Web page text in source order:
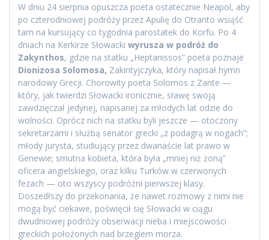
W dniu 24 sierpnia opuszcza poeta ostatecznie Neapol, aby
po czterodniowej podróży przez Apulię do Otranto wsiąść
tam na kursujący co tygodnia parostatek do Korfu. Po 4
dniach na Kerkirze Słowacki wyrusza w podróż do
Zakynthos, gdzie na statku „Heptanissos” poeta poznaje
Dionizosa Solomosa, Zakintyjczyka, który napisał hymn
narodowy Grecji. Chorowity poeta Solomos z Zante —
który, jak twierdzi Słowacki ironicznie, sławę swoją
zawdzięczał jedynej, napisanej za młodych lat odzie do
wolności. Oprócz nich na statku byli jeszcze — otoczony
sekretarzami i służbą senator grecki „z podagrą w nogach”;
młody jurysta, studiujący przez dwanaście lat prawo w
Genewie; smutna kobieta, która była „mniej niż żoną”
oficera angielskiego, oraz kilku Turków w czerwonych
fezach — oto wszyscy podróżni pierwszej klasy.
Doszedłszy do przekonania, że nawet rozmowy z nimi nie
mogą być ciekawe, poświęcił się Słowacki w ciągu
dwudniowej podróży obserwacji nieba i miejscowości
greckich położonych nad brzegiem morza.